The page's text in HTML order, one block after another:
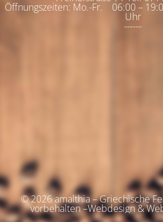
Öffnungszeiten: Mo.-Fr. 06:00 –
Uhr
------
© 2026 amalthia – Griechische
vorbehalten –Webdesign &